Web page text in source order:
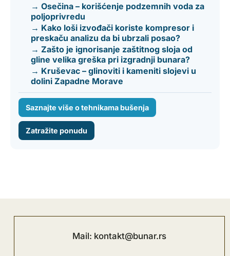
→ Osečina – korišćenje podzemnih voda za
poljoprivredu
→ Kako loši izvođači koriste kompresor i
preskaču analizu da bi ubrzali posao?
→ Zašto je ignorisanje zaštitnog sloja od
gline velika greška pri izgradnji bunara?
→ Kruševac – glinoviti i kameniti slojevi u
dolini Zapadne Morave
Saznajte više o tehnikama bušenja
Zatražite ponudu
Mail: kontakt@bunar.rs